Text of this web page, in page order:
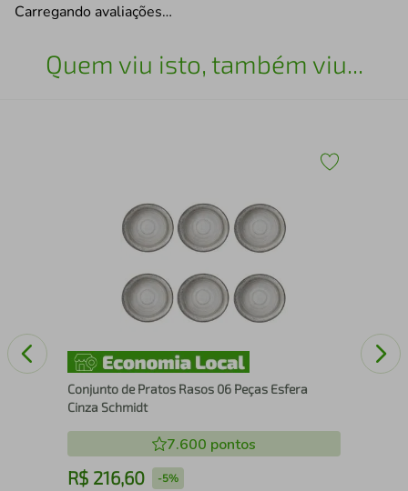
Carregando avaliações…
Quem viu isto, também viu...
Conjunto de Pratos Rasos 06 Peças Esfera
Cinza Schmidt
7.600 pontos
R$ 216,60 -5%